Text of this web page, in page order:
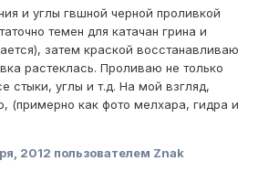
и углы гвшной черной проливкой
темен для катачан грина и
затем краской восстанавливаю
растеклась. Проливаю не только
стыки, углы и т.д. На мой взгляд,
(примерно как фото мелхара, гидра и
2012 пользователем Znak